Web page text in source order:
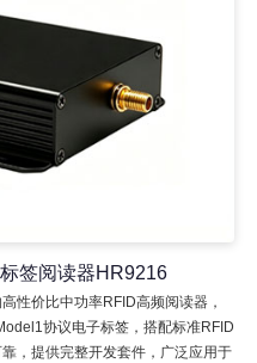
签阅读器HR9216
性价比中功率RFID高频阅读器，
协议电子标签，搭配标准RFID
，提供完整开发套件，广泛应用于